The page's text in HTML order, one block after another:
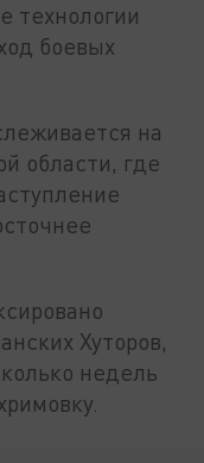
технологии
боевых
на
области, где
Хуторов,
недель